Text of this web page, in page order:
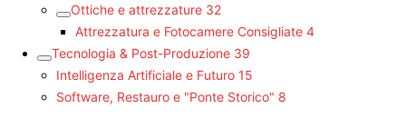
Ottiche e attrezzature 32
Attrezzatura e Fotocamere Consigliate 4
Tecnologia & Post-Produzione 39
Intelligenza Artificiale e Futuro 15
Software, Restauro e "Ponte Storico" 8